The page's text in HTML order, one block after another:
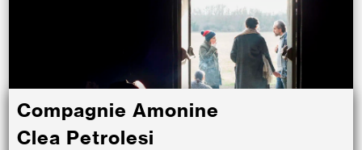
Compagnie Amonine
Clea Petrolesi